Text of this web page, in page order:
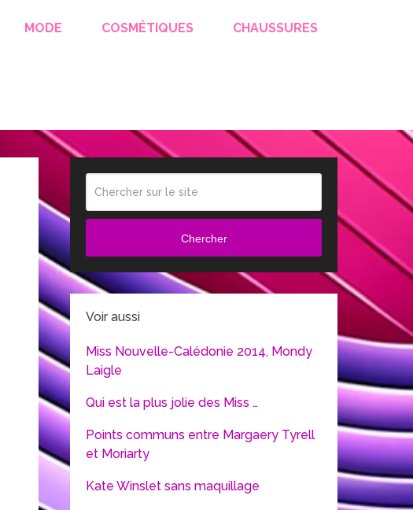
MODE COSMÉTIQUES CHAUSSURES
Chercher
Voir aussi
Miss Nouvelle-Calédonie 2014, Mondy
Laigle
Qui est la plus jolie des Miss …
Points communs entre Margaery Tyrell
et Moriarty
Kate Winslet sans maquillage